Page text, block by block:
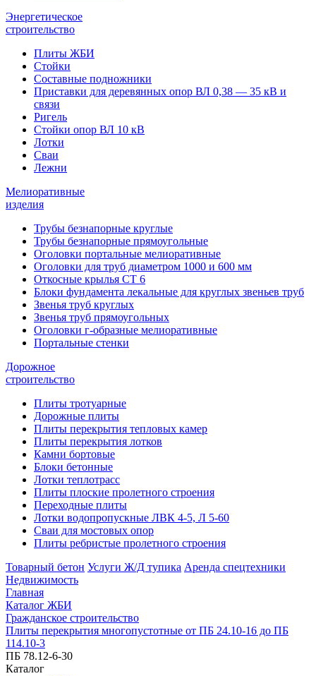
Энергетическое
строительство
Плиты ЖБИ
Стойки
Составные подножники
Приставки для деревянных опор ВЛ 0,38 — 35 кВ и
связи
Ригель
Стойки опор ВЛ 10 кВ
Лотки
Сваи
Лежни
Мелиоративные
изделия
Трубы безнапорные круглые
Трубы безнапорные прямоугольные
Оголовки портальные мелиоративные
Оголовки для труб диаметром 1000 и 600 мм
Откосные крылья СТ 6
Блоки фундамента лекальные для круглых звеньев труб
Звенья труб круглых
Звенья труб прямоугольных
Оголовки г-образные мелиоративные
Портальные стенки
Дорожное
строительство
Плиты тротуарные
Дорожные плиты
Плиты перекрытия тепловых камер
Плиты перекрытия лотков
Камни бортовые
Блоки бетонные
Лотки теплотрасс
Плиты плоские пролетного строения
Переходные плиты
Лотки водопропускные ЛВК 4-5, Л 5-60
Сваи для мостовых опор
Плиты ребристые пролетного строения
Товарный бетон Услуги Ж/Д тупика Аренда спецтехники
Недвижимость
Главная
Каталог ЖБИ
Гражданское строительство
Плиты перекрытия многопустотные от ПБ 24.10-16 до ПБ
114.10-3
ПБ 78.12-6-30
Каталог